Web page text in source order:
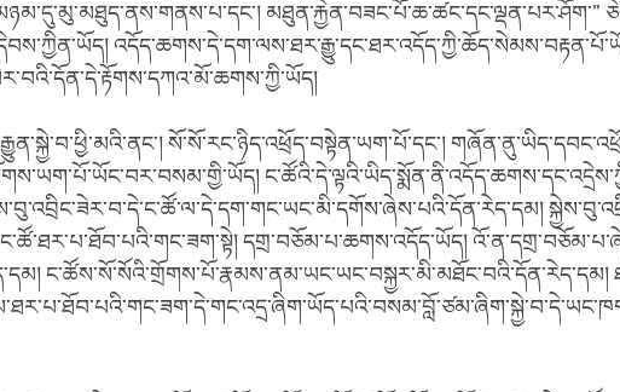
མཐུན་རྐྱེན་བཟང་པོ་ཆ་ཚང་དང་ལྡན་པར་ཤོག་”
སོ་སོ་རང་ཉིད་འཕྲོད་བསྟེན་ཡག་པོ་དང་།
དགྲ་བཅོམ་པ་ཆགས་འདོད་ཡོད།
ང་ཚོས་སོ་སོའི་གྲོགས་པོ་རྣམས་ནམ་ཡང་ཡང་བསྐྱར་མི་མཐོང་བའི་དོན་རེད་དམ།